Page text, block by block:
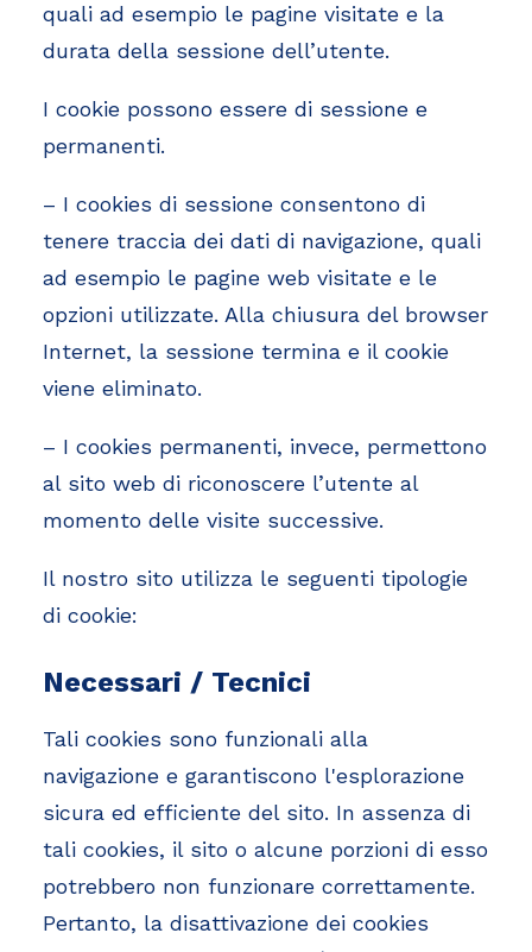
quali ad esempio le pagine visitate e la
durata della sessione dell’utente.
I cookie possono essere di sessione e
permanenti.
– I cookies di sessione consentono di
tenere traccia dei dati di navigazione, quali
ad esempio le pagine web visitate e le
opzioni utilizzate. Alla chiusura del browser
Internet, la sessione termina e il cookie
viene eliminato.
– I cookies permanenti, invece, permettono
al sito web di riconoscere l’utente al
momento delle visite successive.
Il nostro sito utilizza le seguenti tipologie
di cookie:
Necessari / Tecnici
Tali cookies sono funzionali alla
navigazione e garantiscono l'esplorazione
sicura ed efficiente del sito. In assenza di
tali cookies, il sito o alcune porzioni di esso
potrebbero non funzionare correttamente.
Pertanto, la disattivazione dei cookies